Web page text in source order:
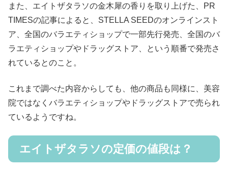
また、エイトザタラソの金木犀の香りを取り上げた、PR
TIMESの記事によると、STELLA SEEDのオンラインスト
ア、全国のバラエティショップで一部先行発売、全国のバ
ラエティショップやドラッグストア、という順番で発売さ
れているとのこと。
これまで調べた内容からしても、他の商品も同様に、美容
院ではなくバラエティショップやドラッグストアで売られ
ているようですね。
エイトザタラソの定価の値段は？